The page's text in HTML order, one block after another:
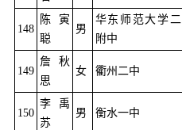
148
陈寅
聪
男
华东师范大学二
附中
149
詹秋
思
女 衢州二中
150
李禹
苏
男 衡水一中